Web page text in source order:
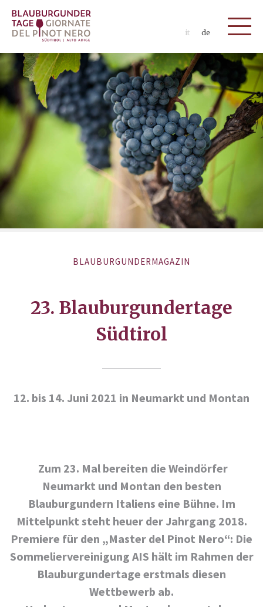
it de
BLAUBURGUNDERMAGAZIN
23. Blauburgundertage
Südtirol
12. bis 14. Juni 2021 in Neumarkt und Montan
Zum 23. Mal bereiten die Weindörfer
Neumarkt und Montan den besten
Blauburgundern Italiens eine Bühne. Im
Mittelpunkt steht heuer der Jahrgang 2018.
Premiere für den „Master del Pinot Nero“: Die
Sommeliervereinigung AIS hält im Rahmen der
Blauburgundertage erstmals diesen
Wettbewerb ab.